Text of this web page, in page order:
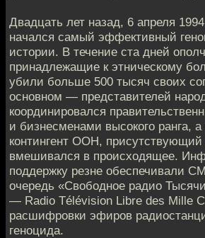
Двадцать лет назад, 6 апреля
начался самый эффективный
истории. В течение ста дней
принадлежащие к этническому
убили больше 500 тысяч своих
основном — представителей
координировался
и бизнесменами высокого ранга,
контингент ООН, присутствующий
вмешивался в происходящее.
поддержку резне обеспечивали
очередь «Свободное радио
— Radio Télévision Libre des Mille
расшифровки эфиров
геноцида.